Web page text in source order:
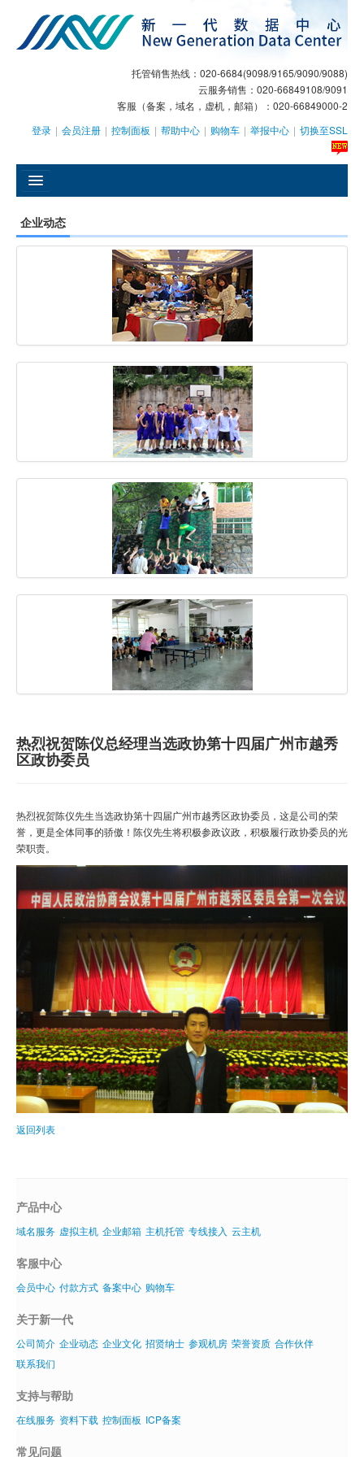
托管销售热线：020-6684(9098/9165/9090/9088)
云服务销售：020-66849108/9091
客服（备案，域名，虚机，邮箱）：020-66849000-2
登录 | 会员注册 | 控制面板 | 帮助中心 | 购物车 | 举报中心 | 切换至SSL
GEO
主机托管
企业动态
热烈祝贺陈仪总经理当选政协第十四届广州市越秀
区政协委员
热烈祝贺陈仪先生当选政协第十四届广州市越秀区政协委员，这是公司的荣
誉，更是全体同事的骄傲！陈仪先生将积极参政议政，积极履行政协委员的光
荣职责。
返回列表
产品中心
域名服务 虚拟主机 企业邮箱 主机托管 专线接入 云主机
客服中心
会员中心 付款方式 备案中心 购物车
关于新一代
公司简介 企业动态 企业文化 招贤纳士 参观机房 荣誉资质 合作伙伴
联系我们
支持与帮助
在线服务 资料下载 控制面板 ICP备案
常见问题